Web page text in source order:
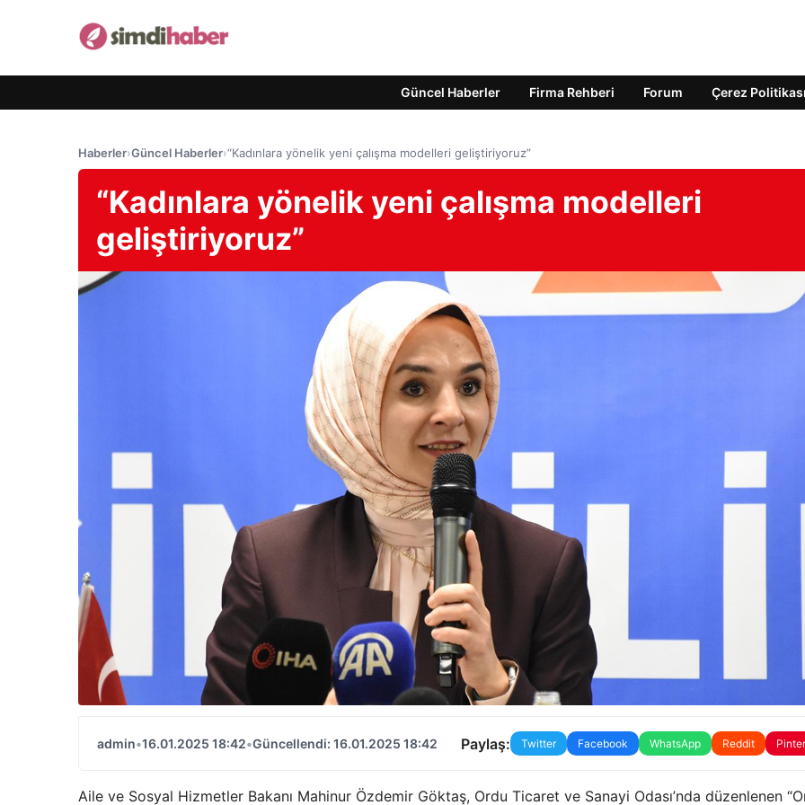
Güncel Haberler Firma Rehberi Forum Çerez Politikası
Haberler›Güncel Haberler›“Kadınlara yönelik yeni çalışma modelleri geliştiriyoruz”
“Kadınlara yönelik yeni çalışma modelleri
geliştiriyoruz”
admin•16.01.2025 18:42•Güncellendi: 16.01.2025 18:42 Paylaş: Twitter Facebook WhatsApp Reddit
Aile ve Sosyal Hizmetler Bakanı Mahinur Özdemir Göktaş, Ordu Ticaret ve Sanayi Odası’nda düzenlenen